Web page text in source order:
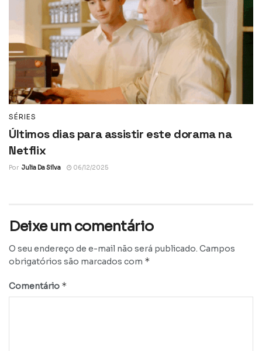
SÉRIES
Últimos dias para assistir este dorama na
Netflix
Por Julia Da Silva 06/12/2025
Deixe um comentário
O seu endereço de e-mail não será publicado. Campos
obrigatórios são marcados com *
Comentário *